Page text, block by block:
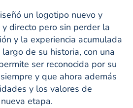
un logotipo nuevo y
directo pero sin perder la
y la experiencia acumulada
de su historia, con una
ser reconocida por su
y que ahora además
y los valores de
etapa.